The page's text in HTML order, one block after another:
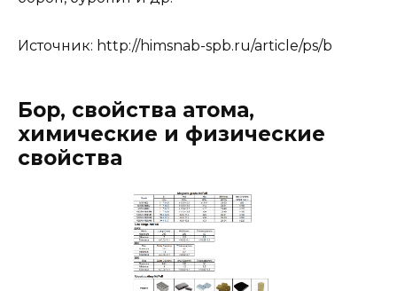
Источник: http://himsnab-spb.ru/article/ps/b
Бор, свойства атома,
химические и физические
свойства